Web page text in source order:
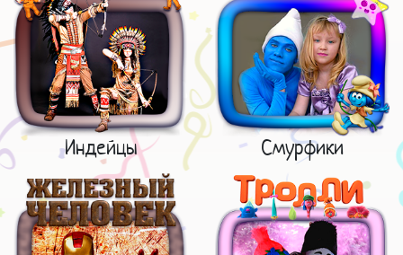
Индейцы Смурфики